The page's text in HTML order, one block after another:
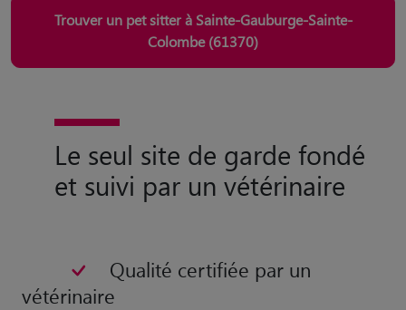
Trouver un pet sitter à Sainte-Gauburge-Sainte-
Colombe (61370)
Le seul site de garde fondé
et suivi par un vétérinaire
Qualité certifiée par un
vétérinaire